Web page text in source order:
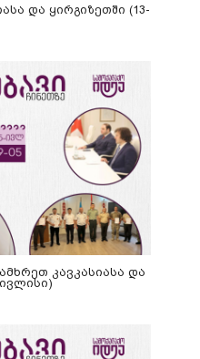
და ყირგიზეთში (13-
კავკასიასა და
ივლისი)